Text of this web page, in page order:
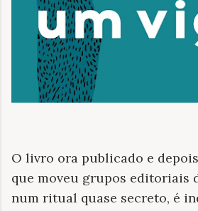
O livro ora publicado e
que moveu grupos editoriais
num ritual quase secreto, é